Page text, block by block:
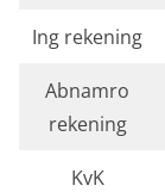
Ing rekening
Abnamro
rekening
KvK